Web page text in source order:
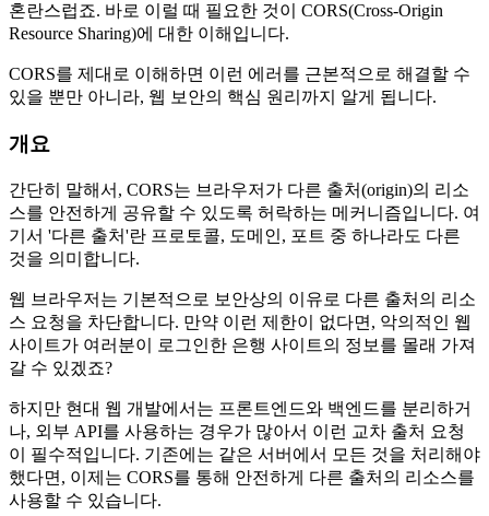
혼란스럽죠. 바로 이럴 때 필요한 것이 CORS(Cross-Origin
Resource Sharing)에 대한 이해입니다.
CORS를 제대로 이해하면 이런 에러를 근본적으로 해결할 수
있을 뿐만 아니라, 웹 보안의 핵심 원리까지 알게 됩니다.
개요
간단히 말해서, CORS는 브라우저가 다른 출처(origin)의 리소
스를 안전하게 공유할 수 있도록 허락하는 메커니즘입니다. 여
기서 '다른 출처'란 프로토콜, 도메인, 포트 중 하나라도 다른
것을 의미합니다.
웹 브라우저는 기본적으로 보안상의 이유로 다른 출처의 리소
스 요청을 차단합니다. 만약 이런 제한이 없다면, 악의적인 웹
사이트가 여러분이 로그인한 은행 사이트의 정보를 몰래 가져
갈 수 있겠죠?
하지만 현대 웹 개발에서는 프론트엔드와 백엔드를 분리하거
나, 외부 API를 사용하는 경우가 많아서 이런 교차 출처 요청
이 필수적입니다. 기존에는 같은 서버에서 모든 것을 처리해야
했다면, 이제는 CORS를 통해 안전하게 다른 출처의 리소스를
사용할 수 있습니다.